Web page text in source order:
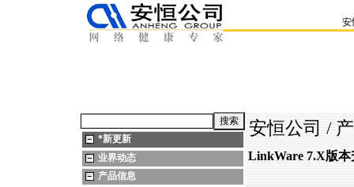
安
*新更新
业界动态
产品信息
安恒公司 /
LinkWare 7.X版本